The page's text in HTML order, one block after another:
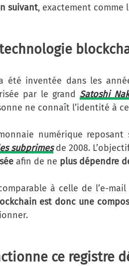
suivant, exactement comme
été inventée dans les
par le grand Satoshi
ne connaît l’identité à
numérique
subprimesde 2008.
afin de ne plus dépendre
à celle de l’e-
est donc une
ce registre